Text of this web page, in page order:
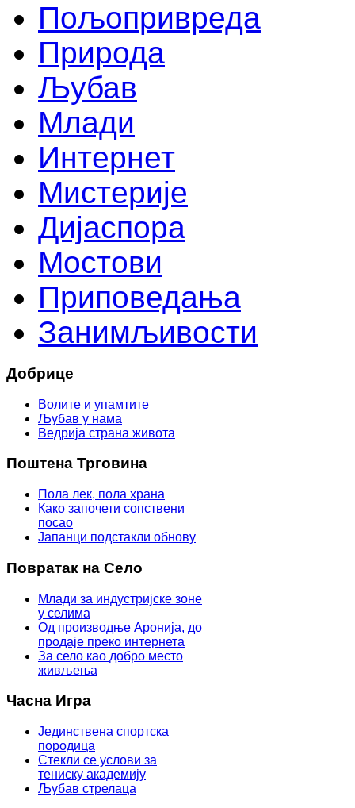
Пољопривреда
Природа
Љубав
Млади
Интернет
Мистерије
Дијаспора
Мостови
Приповедања
Занимљивости
Добрице
Волите и упамтите
Љубав у нама
Ведрија страна живота
Поштена Трговина
Пола лек, пола храна
Како започети сопствени
посао
Јапанци подстакли обнову
Повратак на Село
Млади за индустријске зоне
у селима
Од производње Аронија, до
продаје преко интернета
За село као добро место
живљења
Часна Игра
Јединствена спортска
породица
Стекли се услови за
тениску академију
Љубав стрелаца